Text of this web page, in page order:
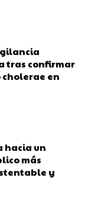
tras confirmar
cholerae en
hacia un
más
y